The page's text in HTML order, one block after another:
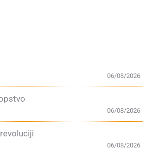
06/08/2026
06/08/2026
06/08/2026